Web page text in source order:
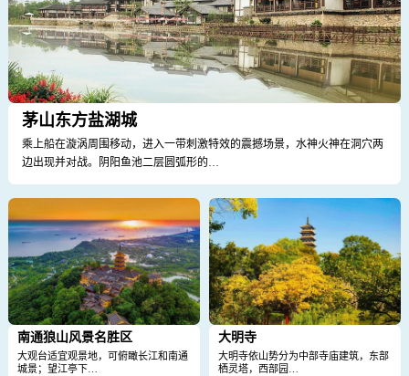
茅山东方盐湖城
乘上船在漩涡周围移动，进入一带刺激特效的震撼场景，水神火神在洞穴两
边出现并对战。阴阳鱼池二层圆弧形的…
南通狼山风景名胜区
大观台适宜观景地，可俯瞰长江和南通
城景；望江亭下…
大明寺
大明寺依山势分为中部寺庙建筑，东部
栖灵塔，西部园…